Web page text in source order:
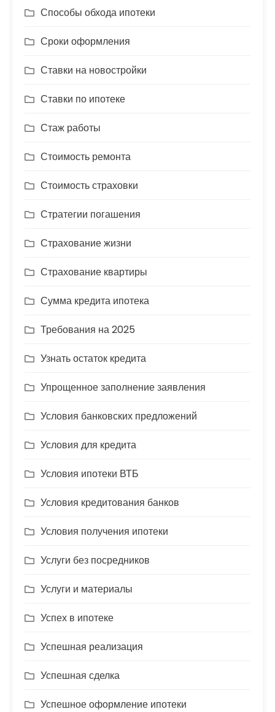
Способы обхода ипотеки
Сроки оформления
Ставки на новостройки
Ставки по ипотеке
Стаж работы
Стоимость ремонта
Стоимость страховки
Стратегии погашения
Страхование жизни
Страхование квартиры
Сумма кредита ипотека
Требования на 2025
Узнать остаток кредита
Упрощенное заполнение заявления
Условия банковских предложений
Условия для кредита
Условия ипотеки ВТБ
Условия кредитования банков
Условия получения ипотеки
Услуги без посредников
Услуги и материалы
Успех в ипотеке
Успешная реализация
Успешная сделка
Успешное оформление ипотеки